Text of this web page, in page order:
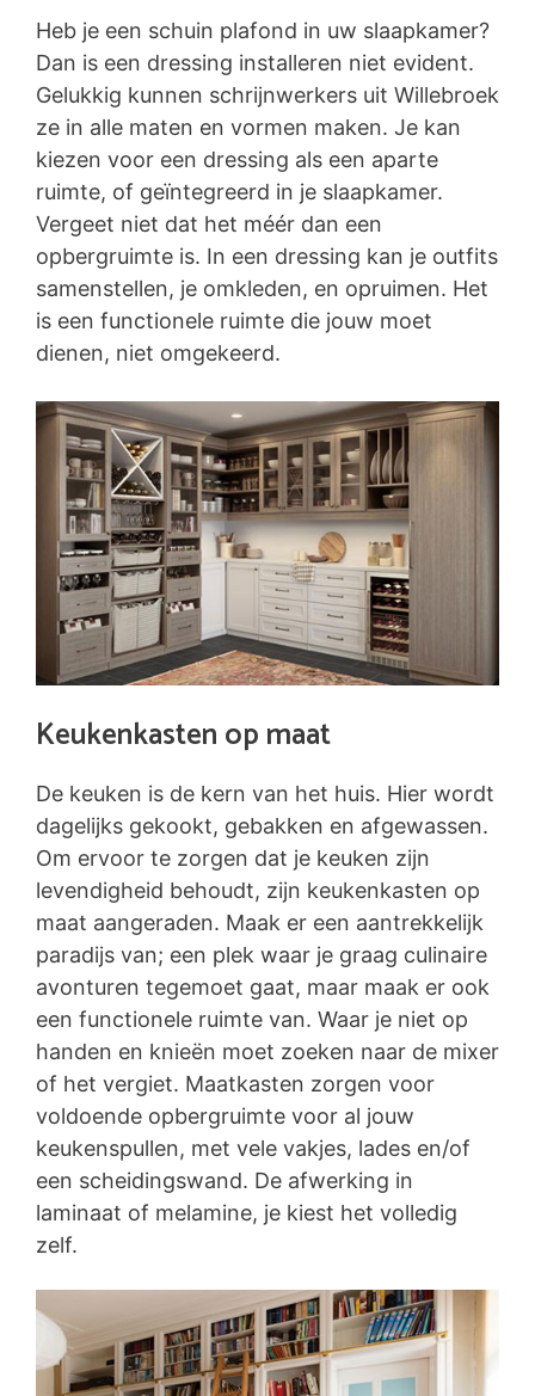
Heb je een schuin plafond in uw slaapkamer?
Dan is een dressing installeren niet evident.
Gelukkig kunnen schrijnwerkers uit Willebroek
ze in alle maten en vormen maken. Je kan
kiezen voor een dressing als een aparte
ruimte, of geïntegreerd in je slaapkamer.
Vergeet niet dat het méér dan een
opbergruimte is. In een dressing kan je outfits
samenstellen, je omkleden, en opruimen. Het
is een functionele ruimte die jouw moet
dienen, niet omgekeerd.
Keukenkasten op maat
De keuken is de kern van het huis. Hier wordt
dagelijks gekookt, gebakken en afgewassen.
Om ervoor te zorgen dat je keuken zijn
levendigheid behoudt, zijn keukenkasten op
maat aangeraden. Maak er een aantrekkelijk
paradijs van; een plek waar je graag culinaire
avonturen tegemoet gaat, maar maak er ook
een functionele ruimte van. Waar je niet op
handen en knieën moet zoeken naar de mixer
of het vergiet. Maatkasten zorgen voor
voldoende opbergruimte voor al jouw
keukenspullen, met vele vakjes, lades en/of
een scheidingswand. De afwerking in
laminaat of melamine, je kiest het volledig
zelf.